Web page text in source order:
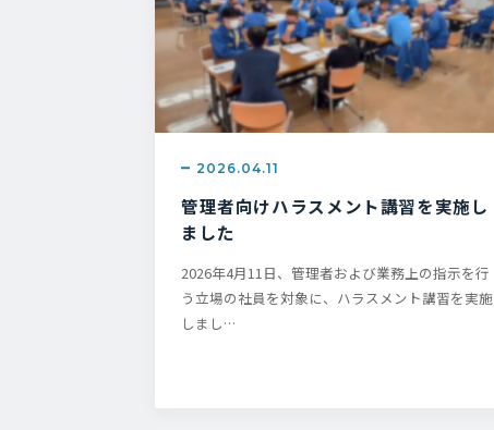
2026.04.11
管理者向けハラスメント講習を実施し
ました
2026年4月11日、管理者および業務上の指示を行
う立場の社員を対象に、ハラスメント講習を実施
しまし…